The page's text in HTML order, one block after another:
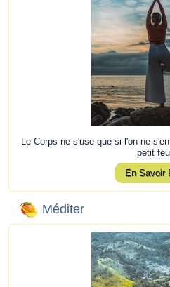
Le Corps ne s'use que si l'on ne
petit
En Savoir
Méditer